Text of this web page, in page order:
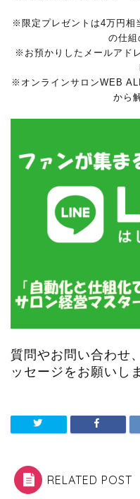
※限定プレゼントは4万円相
の仕組
※お預かりしたメールアド
※オンラインサロンWEB
から
質問やお問い合わせ
ッセージをお願いし
RELATED POST